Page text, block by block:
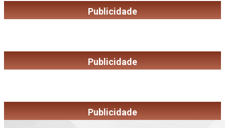
Publicidade
Publicidade
Publicidade